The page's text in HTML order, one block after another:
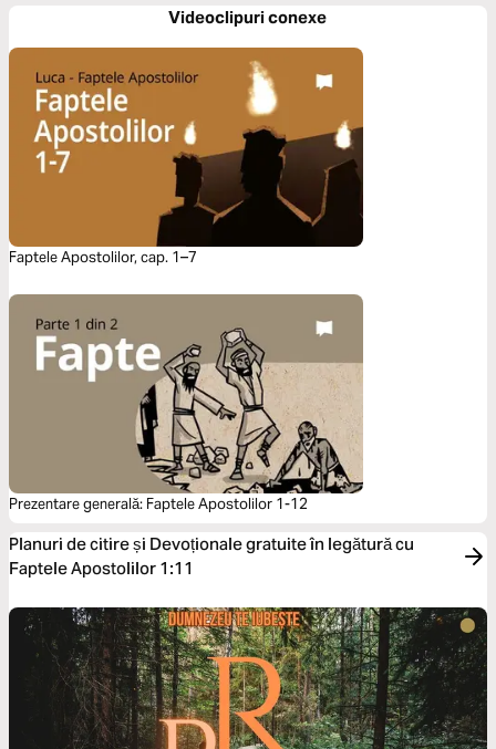
Videoclipuri conexe
Faptele Apostolilor, cap. 1–7
Prezentare generală: Faptele Apostolilor 1-12
Planuri de citire și Devoționale gratuite în legătură cu
Faptele Apostolilor 1:11